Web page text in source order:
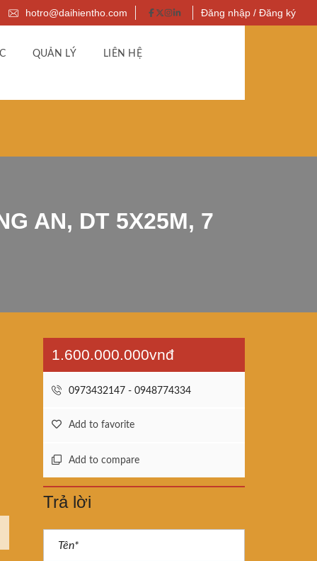
hotro@daihientho.com Đăng nhập / Đăng ký
QUẢN LÝ LIÊN HỆ
AN, DT 5X25M, 7
1.600.000.000vnđ
0973432147 - 0948774334
Add to favorite
Add to compare
Trả lời